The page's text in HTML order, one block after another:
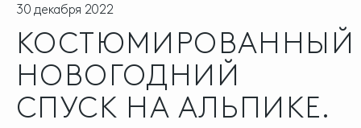
30 декабря 2022
КОСТЮМИРОВАННЫЙ
НОВОГОДНИЙ
СПУСК НА АЛЬПИКЕ.